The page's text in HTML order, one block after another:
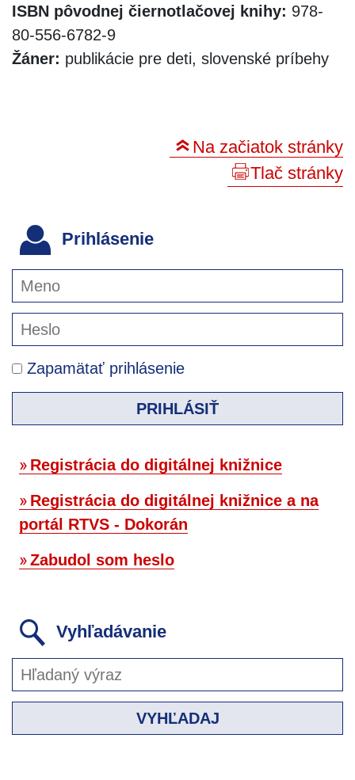
ISBN pôvodnej čiernotlačovej knihy: 978-
80-556-6782-9
Žáner: publikácie pre deti, slovenské príbehy
Na začiatok stránky
Tlač stránky
Prihlásenie
Zapamätať prihlásenie
PRIHLÁSIŤ
Registrácia do digitálnej knižnice
Registrácia do digitálnej knižnice a na
portál RTVS - Dokorán
Zabudol som heslo
Vyhľadávanie
VYHĽADAJ